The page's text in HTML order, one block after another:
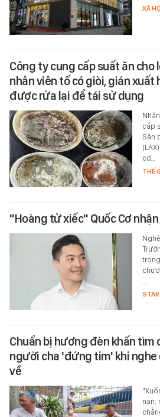
XÃ
Công ty cung cấp suất ăn cho
nhân viên tố có giòi, gián xuất
được rửa lại để tái sử dụng
cấp
Sân
cơ…
THẾ
"Hoàng tử xiếc" Quốc Cơ
STAR
Chuẩn bị hương đèn khấn tìm
người cha 'đứng tim' khi
về
nạn,